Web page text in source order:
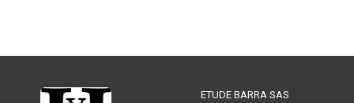
ETUDE BARRA SAS